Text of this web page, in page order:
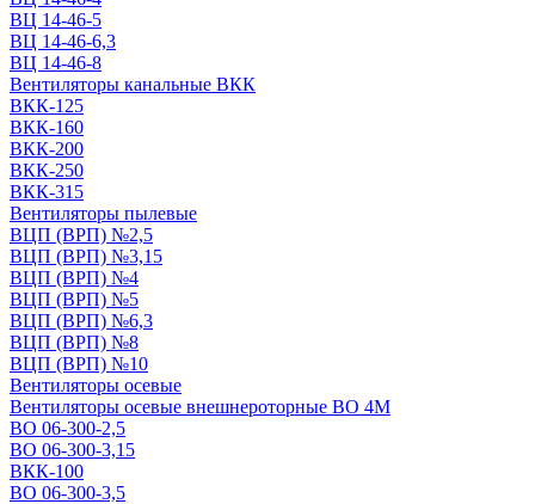
ВЦ 14-46-5
ВЦ 14-46-6,3
ВЦ 14-46-8
Вентиляторы канальные ВКК
ВКК-125
ВКК-160
ВКК-200
ВКК-250
ВКК-315
Вентиляторы пылевые
ВЦП (ВРП) №2,5
ВЦП (ВРП) №3,15
ВЦП (ВРП) №4
ВЦП (ВРП) №5
ВЦП (ВРП) №6,3
ВЦП (ВРП) №8
ВЦП (ВРП) №10
Вентиляторы осевые
Вентиляторы осевые внешнероторные ВО 4М
ВО 06-300-2,5
ВО 06-300-3,15
ВКК-100
ВО 06-300-3,5